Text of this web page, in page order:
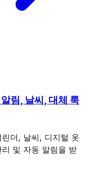
림, 날씨, 대체 룩
더, 날씨, 디지털 옷
및 자동 알림을 받